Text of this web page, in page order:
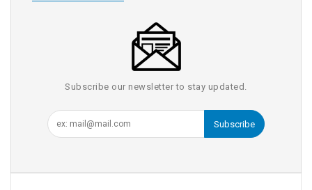
Subscribe our newsletter to stay updated.
Subscribe